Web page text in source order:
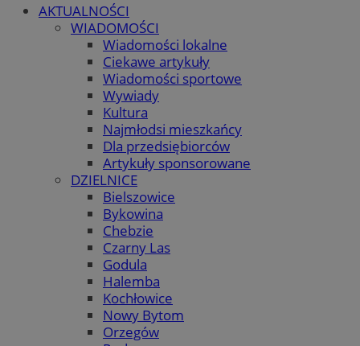
AKTUALNOŚCI
WIADOMOŚCI
Wiadomości lokalne
Ciekawe artykuły
Wiadomości sportowe
Wywiady
Kultura
Najmłodsi mieszkańcy
Dla przedsiębiorców
Artykuły sponsorowane
DZIELNICE
Bielszowice
Bykowina
Chebzie
Czarny Las
Godula
Halemba
Kochłowice
Nowy Bytom
Orzegów